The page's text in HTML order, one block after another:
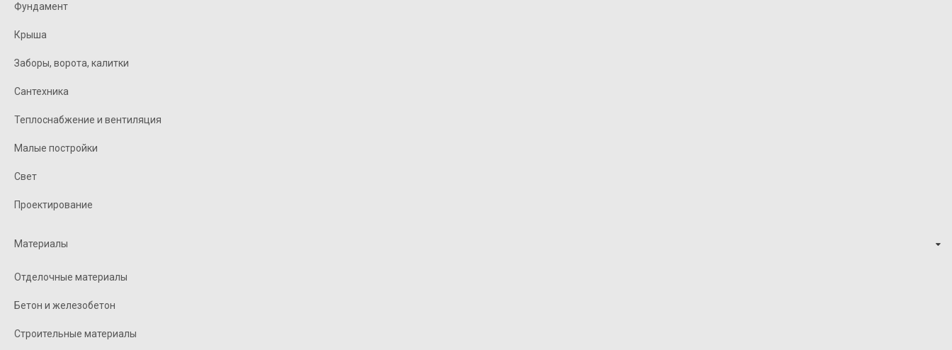
Фундамент
Крыша
Заборы, ворота, калитки
Сантехника
Теплоснабжение и вентиляция
Малые постройки
Свет
Проектирование
Материалы
Отделочные материалы
Бетон и железобетон
Строительные материалы